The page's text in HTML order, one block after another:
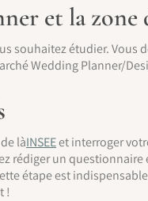
et la zone
souhaitez étudier.
Wedding Planner/
làINSEEet interroger
rédiger un
étape est
!